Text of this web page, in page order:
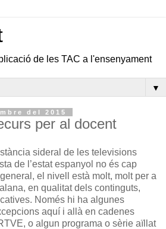
de les TAC a l'ensenyament
▼
del 2015
per al docent
sideral de les televisions
de l’estat espanyol no és cap
el nivell està molt, molt per a
en qualitat dels continguts,
Només hi ha algunes
aquí i allà en cadenes
o algun programa o sèrie aïllat